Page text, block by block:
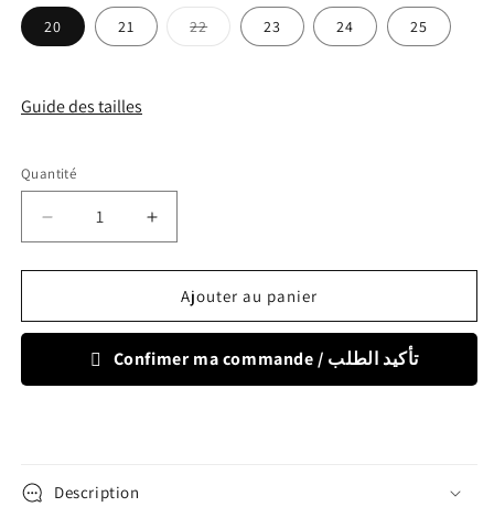
20 21 22Variante
épuisée
23 24 25
Guide des tailles
Quantité
Quantité
Réduire
la
quantité
Biomecanics
Biogateo
à
Argent
Augmenter
la
quantité
Biomecanics
Biogateo
à
Ajouter au panier
Confimer ma commande / تأكيد الطلب
Description